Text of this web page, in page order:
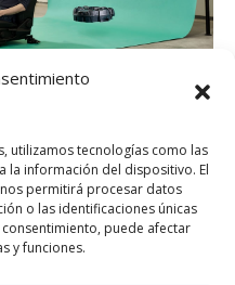
utilizamos tecnologías como las
la información del dispositivo. El
permitirá procesar datos
o las identificaciones únicas
puede afectar
y funciones.
INFORMÁTICA
/Política de privacidad